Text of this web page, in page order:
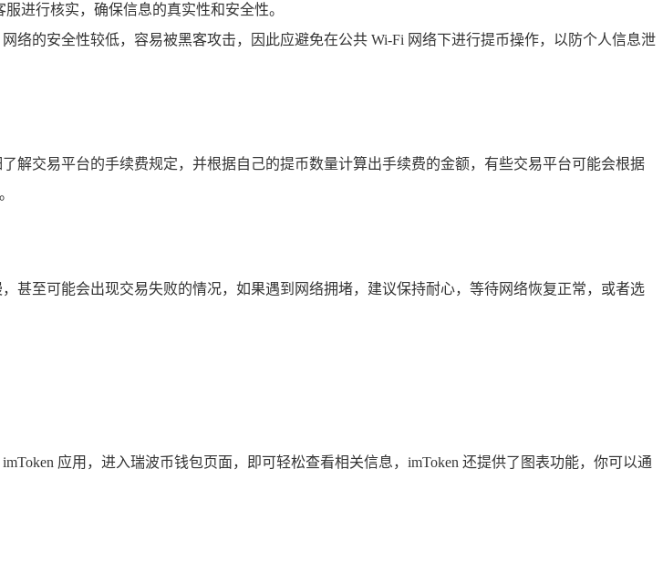
进行核实，确保信息的真实性和安全性。
络的安全性较低，容易被黑客攻击，因此应避免在公共 Wi-Fi 网络下进行提币操作，以防个人信息泄
解交易平台的手续费规定，并根据自己的提币数量计算出手续费的金额，有些交易平台可能会根据
甚至可能会出现交易失败的情况，如果遇到网络拥堵，建议保持耐心，等待网络恢复正常，或者选
应用，进入瑞波币钱包页面，即可轻松查看相关信息，imToken 还提供了图表功能，你可以通